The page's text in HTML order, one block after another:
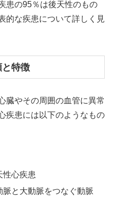
患の95％は後天性のもの
的な疾患について詳しく見
特徴
臓やその周囲の血管に異常
疾患には以下のようなもの
性心疾患
脈と大動脈をつなぐ動脈